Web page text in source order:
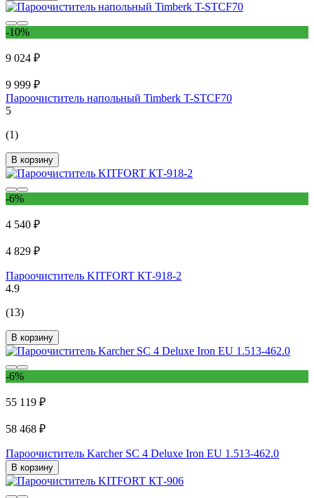
-10%
9 024 ₽
9 999 ₽
Пароочиститель напольный Timberk T-STCF70
5
(1)
В корзину
-6%
4 540 ₽
4 829 ₽
Пароочиститель KITFORT КТ-918-2
4.9
(13)
В корзину
-6%
55 119 ₽
58 468 ₽
Пароочиститель Karcher SC 4 Deluxe Iron EU 1.513-462.0
В корзину